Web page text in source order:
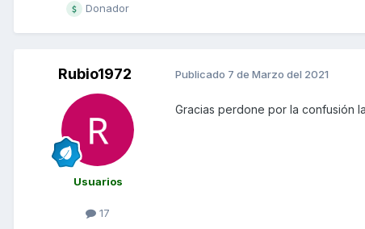
Donador
Rubio1972
Usuarios
17
Publicado 7 de Marzo del 2021
Gracias perdone por la confusión